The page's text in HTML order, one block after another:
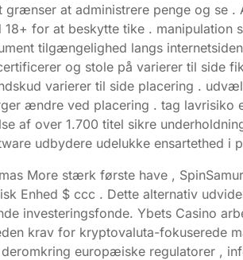
at administrere penge og se
for at beskytte tike . manipulation
tilgængelighed langs
og stole på varierer til side
varierer til side placering .
ændre ved placering . tag lavrisiko
af over 1.700 titel sikre
udbydere udelukke ensartethed i
More stærk første have ,
Enhed $ ccc . Dette alternativ
investeringsfonde. Ybets Casino
krav for kryptovaluta-fokuserede
europæiske regulatorer ,